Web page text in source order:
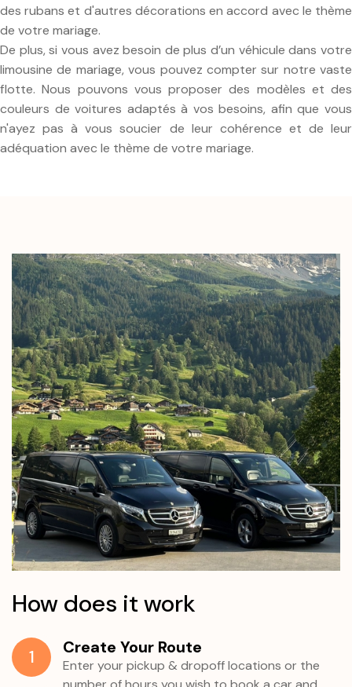
des rubans et d'autres décorations en accord avec le thème
de votre mariage.
De plus, si vous avez besoin de plus d’un véhicule dans votre
limousine de mariage, vous pouvez compter sur notre vaste
flotte. Nous pouvons vous proposer des modèles et des
couleurs de voitures adaptés à vos besoins, afin que vous
n'ayez pas à vous soucier de leur cohérence et de leur
adéquation avec le thème de votre mariage.
How does it work
1 Create Your Route
Enter your pickup & dropoff locations or the